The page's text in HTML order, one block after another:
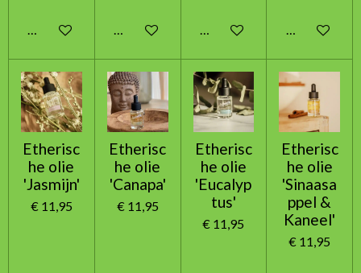
In winkelwagen In winkelwagen In winkelwagen In
Etherisc
he olie
'Jasmijn'
€ 11,95
Etherisc
he olie
'Canapa'
€ 11,95
Etherisc
he olie
'Eucalyp
tus'
€ 11,95
Etherisc
he olie
'Sinaasa
ppel &
Kaneel'
€ 11,95